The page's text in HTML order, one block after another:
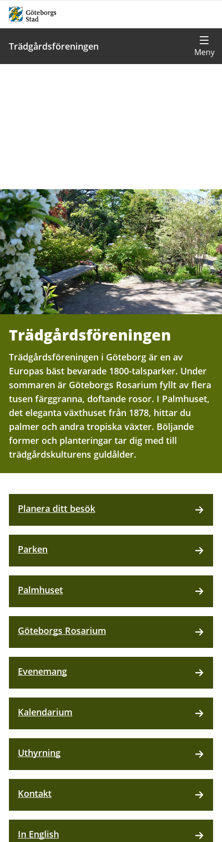
Trädgårdsföreningen
Trädgårdsföreningen
Trädgårdsföreningen i Göteborg är en av
Europas bäst bevarade 1800-talsparker. Under
sommaren är Göteborgs Rosarium fyllt av flera
tusen färggranna, doftande rosor. I Palmhuset,
det eleganta växthuset från 1878, hittar du
palmer och andra tropiska växter. Böljande
former och planteringar tar dig med till
trädgårdskulturens guldålder.
Planera ditt besök
Parken
Palmhuset
Göteborgs Rosarium
Evenemang
Kalendarium
Uthyrning
Kontakt
In English